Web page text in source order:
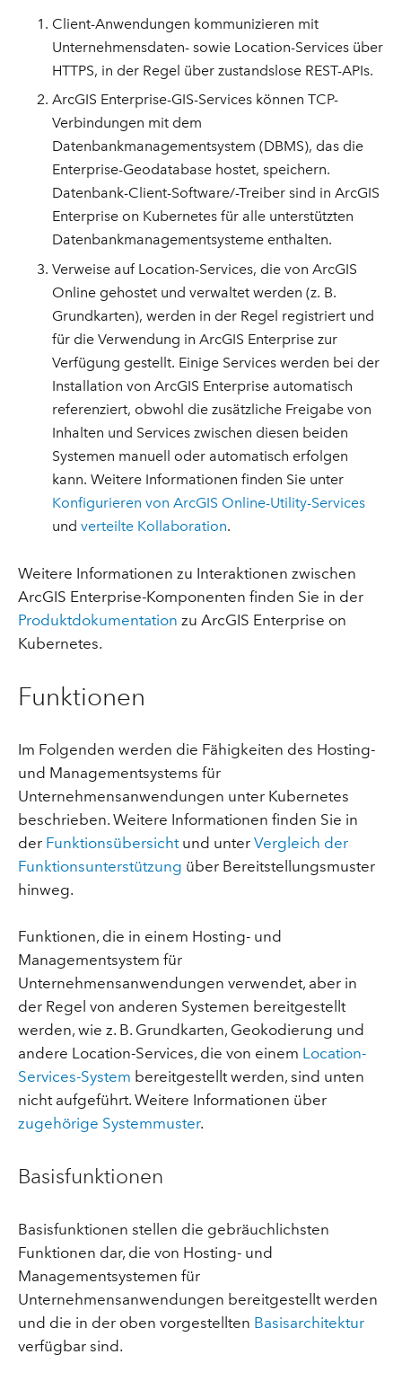
Client-Anwendungen kommunizieren mit
Unternehmensdaten- sowie Location-Services über
HTTPS, in der Regel über zustandslose REST-APIs.
ArcGIS Enterprise-GIS-Services können TCP-
Verbindungen mit dem
Datenbankmanagementsystem (DBMS), das die
Enterprise-Geodatabase hostet, speichern.
Datenbank-Client-Software/-Treiber sind in ArcGIS
Enterprise on Kubernetes für alle unterstützten
Datenbankmanagementsysteme enthalten.
Verweise auf Location-Services, die von ArcGIS
Online gehostet und verwaltet werden (z. B.
Grundkarten), werden in der Regel registriert und
für die Verwendung in ArcGIS Enterprise zur
Verfügung gestellt. Einige Services werden bei der
Installation von ArcGIS Enterprise automatisch
referenziert, obwohl die zusätzliche Freigabe von
Inhalten und Services zwischen diesen beiden
Systemen manuell oder automatisch erfolgen
kann. Weitere Informationen finden Sie unter
Konfigurieren von ArcGIS Online-Utility-Services
undverteilte Kollaboration.
Weitere Informationen zu Interaktionen zwischen
ArcGIS Enterprise-Komponenten finden Sie in der
Produktdokumentation zu ArcGIS Enterprise on
Kubernetes.
Funktionen
Im Folgenden werden die Fähigkeiten des Hosting-
und Managementsystems für
Unternehmensanwendungen unter Kubernetes
beschrieben. Weitere Informationen finden Sie in
der Funktionsübersichtund unter Vergleich der
Funktionsunterstützung über Bereitstellungsmuster
hinweg.
Funktionen, die in einem Hosting- und
Managementsystem für
Unternehmensanwendungen verwendet, aber in
der Regel von anderen Systemen bereitgestellt
werden, wie z. B. Grundkarten, Geokodierung und
andere Location-Services, die von einem Location-
Services-System bereitgestellt werden, sind unten
nicht aufgeführt. Weitere Informationen über
zugehörige Systemmuster.
Basisfunktionen
Basisfunktionen stellen die gebräuchlichsten
Funktionen dar, die von Hosting- und
Managementsystemen für
Unternehmensanwendungen bereitgestellt werden
und die in der oben vorgestellten Basisarchitektur
verfügbar sind.